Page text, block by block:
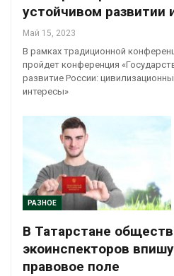
устойчивом развитии
Май 15, 2023
В рамках традиционной
пройдет конференция
развитие России:
интересы»
РАЗНОЕ
В Татарстане
экоинспекторов
правовое поле